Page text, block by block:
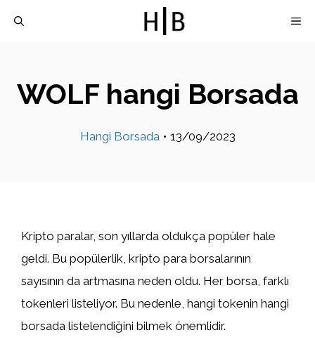
WOLF hangi Borsada
Hangi Borsada • 13/09/2023
Kripto paralar, son yıllarda oldukça popüler hale
geldi. Bu popülerlik, kripto para borsalarının
sayısının da artmasına neden oldu. Her borsa, farklı
tokenleri listeliyor. Bu nedenle, hangi tokenin hangi
borsada listelendiğini bilmek önemlidir.